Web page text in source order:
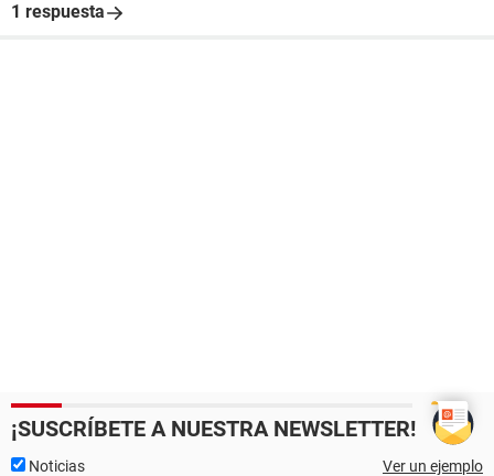
1 respuesta
¡SUSCRÍBETE A NUESTRA NEWSLETTER!
Noticias Ver un ejemplo